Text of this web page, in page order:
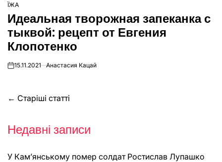
ОПУБЛІКУВАТИ
У
ЇЖА
Идеальная творожная запеканка с
тыквой: рецепт от Евгения
Клопотенко
on15.11.2021 Анастасия Кацай
Навігація
за
записами
← Старіші статті
Недавні записи
У Кам’янському помер солдат Ростислав Лупашко